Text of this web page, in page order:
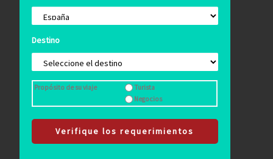
Destino
Propósito de su viaje
Turista
Negocios
Verifique los requerimientos